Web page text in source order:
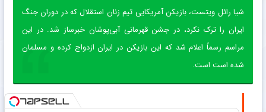
شیا رائل ویتست، بازیکن آمریکایی تیم زنان استقلال که در دوران جنگ
ایران را ترک نکرد، در جشن قهرمانی آبی‌پوشان خبرساز شد. در این
مراسم رسماً اعلام شد که این بازیکن در ایران ازدواج کرده و مسلمان
شده است است.